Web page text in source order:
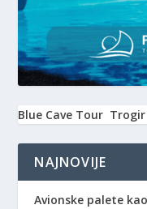
Blue Cave Tour
NAJNOVIJE
Avionske palete